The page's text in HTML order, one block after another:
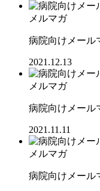
メルマガ
病院向けメール
2021.12.13
メルマガ
病院向けメール
2021.11.11
メルマガ
病院向けメール